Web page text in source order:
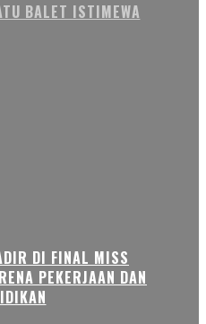
BALET ISTIMEWA
DI FINAL MISS
PEKERJAAN DAN